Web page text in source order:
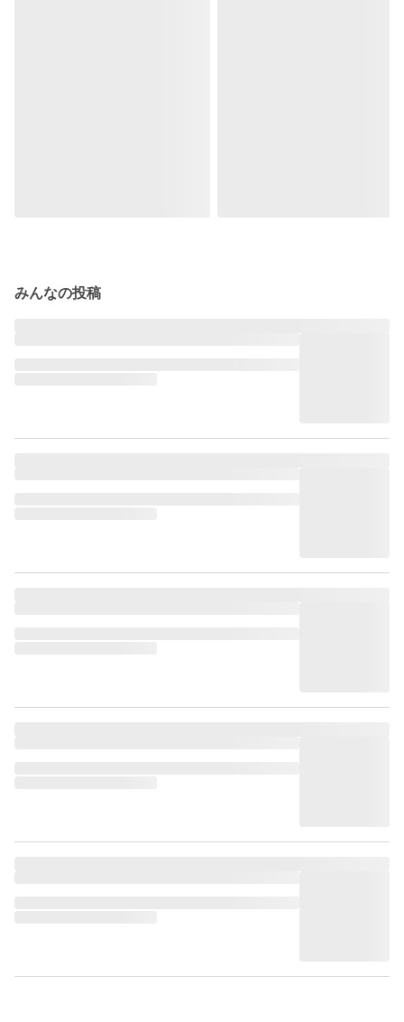
みんなの投稿